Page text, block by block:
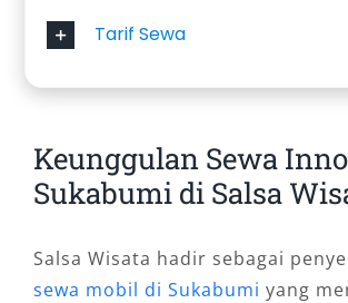
Tarif Sewa
Keunggulan Sewa
Sukabumi di Salsa
Salsa Wisata hadir sebagai
sewa mobil di Sukabumi yang